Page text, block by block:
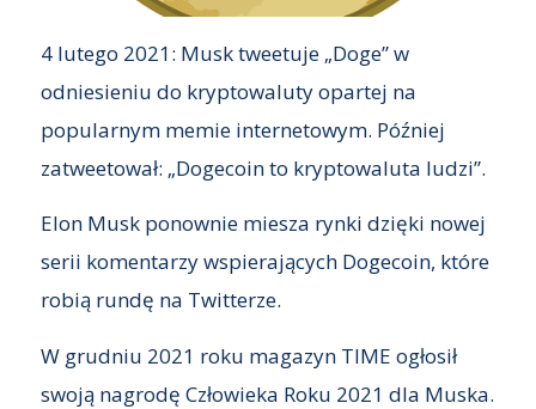
4 lutego 2021: Musk tweetuje „Doge” w
odniesieniu do kryptowaluty opartej na
popularnym memie internetowym. Później
zatweetował: „Dogecoin to kryptowaluta ludzi”.
Elon Musk ponownie miesza rynki dzięki nowej
serii komentarzy wspierających Dogecoin, które
robią rundę na Twitterze.
W grudniu 2021 roku magazyn TIME ogłosił
swoją nagrodę Człowieka Roku 2021 dla Muska.